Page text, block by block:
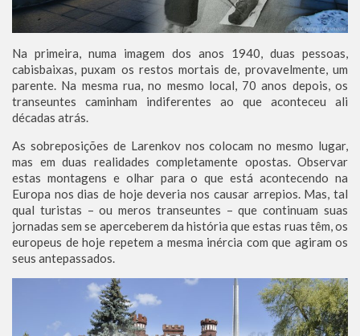
Na primeira, numa imagem dos anos 1940, duas pessoas,
cabisbaixas, puxam os restos mortais de, provavelmente, um
parente. Na mesma rua, no mesmo local, 70 anos depois, os
transeuntes caminham indiferentes ao que aconteceu ali
décadas atrás.
As sobreposições de Larenkov nos colocam no mesmo lugar,
mas em duas realidades completamente opostas. Observar
estas montagens e olhar para o que está acontecendo na
Europa nos dias de hoje deveria nos causar arrepios. Mas, tal
qual turistas – ou meros transeuntes – que continuam suas
jornadas sem se aperceberem da história que estas ruas têm, os
europeus de hoje repetem a mesma inércia com que agiram os
seus antepassados.